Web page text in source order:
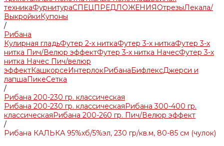
техникаФурнитураСПЕЦПРЕДЛОЖЕНИЯОтрезыЛекала/
ВыкройкиКупоны
/
Рибана
Кулирная гладьФутер 2-х ниткаФутер 3-х ниткаФутер 3-х
нитка Пич/Велюр эффектФутер 3-х нитка НачесФутер 3-х
нитка Начес Пич/велюр
эффектКашкорсеИнтерлокРибанаБифлексДжерси и
лапшаПикеСетка
/
Рибана 200-230 гр. классическая
Рибана 200-230 гр. классическаяРибана 300-400 гр.
классическаяРибана 200-260 гр. Пич/Велюр эффект
/
Рибана КАЛЬКА 95%хб/5%эл, 230 гр/кв.м, 80-85 см (чулок)